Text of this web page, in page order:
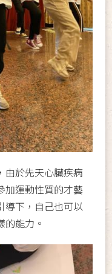
由於先天心臟疾病
加運動性質的才藝
導下，自己也可以
的能力。